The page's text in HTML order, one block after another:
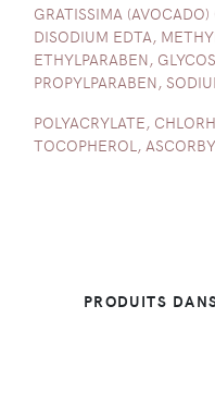
GRATISSIMA
DISODIUM EDTA,
ETHYLPARABEN,
PROPYLPARABEN,
POLYACRYLATE,
TOCOPHEROL,
PRODUITS